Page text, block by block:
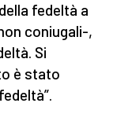
fedeltà a
coniugali-,
Si
è stato